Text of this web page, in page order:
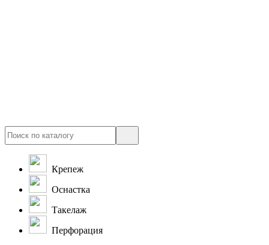
Крепеж
Оснастка
Такелаж
Перфорация